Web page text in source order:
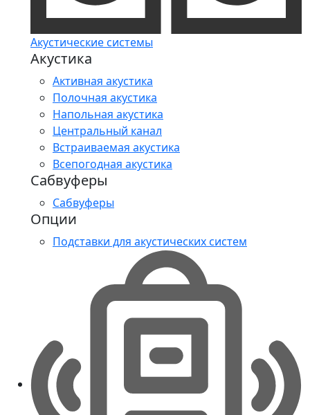
Акустические системы
Акустика
Активная акустика
Полочная акустика
Напольная акустика
Центральный канал
Встраиваемая акустика
Всепогодная акустика
Сабвуферы
Сабвуферы
Опции
Подставки для акустических систем